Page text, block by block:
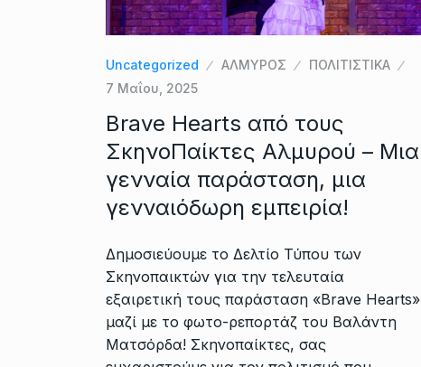
Uncategorized ΑΛΜΥΡΟΣ
ΠΟΛΙΤΙΣΤΙΚΑ
7 Μαΐου, 2025
Brave Hearts από τους
ΣκηνοΠαίκτες Αλμυρού – Μια
γενναία παράσταση, μια
γενναιόδωρη εμπειρία!
Δημοσιεύουμε το Δελτίο Τύπου των
Σκηνοπαικτών για την τελευταία
εξαιρετική τους παράσταση «Brave Hearts»
μαζί με το φωτο-ρεπορτάζ του Βαλάντη
Ματσόρδα! Σκηνοπαίκτες, σας